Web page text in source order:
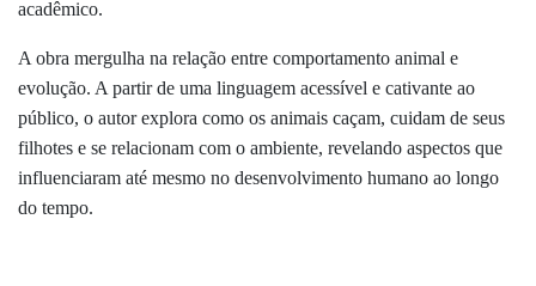
acadêmico.
A obra mergulha na relação entre comportamento animal e
evolução. A partir de uma linguagem acessível e cativante ao
público, o autor explora como os animais caçam, cuidam de seus
filhotes e se relacionam com o ambiente, revelando aspectos que
influenciaram até mesmo no desenvolvimento humano ao longo
do tempo.